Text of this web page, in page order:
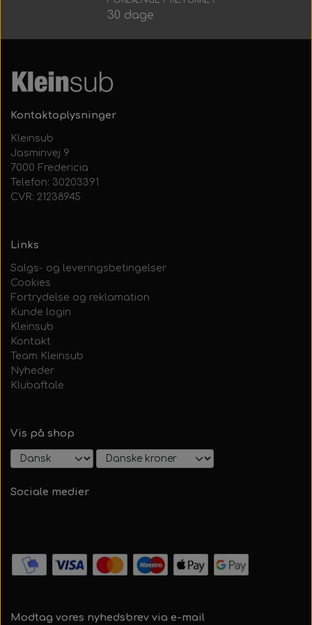
Hele Ruller
Alt Det Andet
30 dage
Kontaktoplysninger
Kleinsub
Jasminvej 9
7000 Fredericia
Telefon: 30203391
CVR: 21238945
Links
Salgs- og leveringsbetingelser
Cookies
Fortrydelse og reklamation
Kunde login
Kleinsub
Kontakt
Team Kleinsub
Nyheder
Klubaftale
Vis på shop
Sociale medier
Modtag vores nyhedsbrev via e-mail